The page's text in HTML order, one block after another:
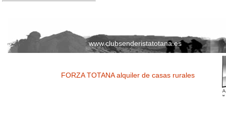
www.clubsenderistatotana.es
FORZA TOTANA alquiler de casas rurales